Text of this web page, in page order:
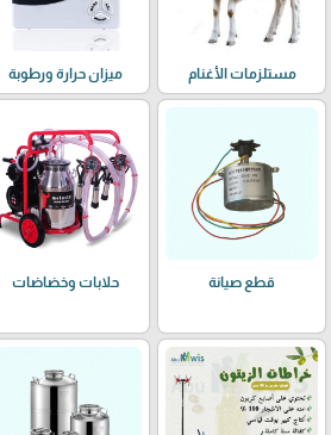
مستلزمات الأغنام ميزان حرارة ورطوبة
قطع صيانة حلابات وخضاضات